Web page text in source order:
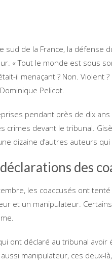
sud de la France, la défense
« Tout le monde est sous
il menaçant ? Non. Violent ?
Pelicot.
pendant près de dix
crimes devant le tribunal.
dizaine d’autres auteurs qui
des
les coaccusés ont
et un manipulateur.
ont déclaré au tribunal avoir
manipulateur, ces deux-